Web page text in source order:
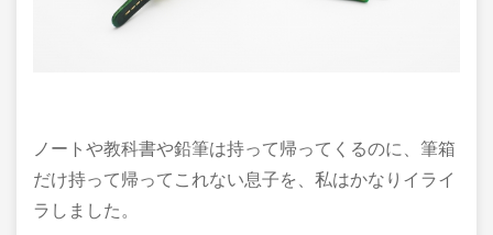
ノートや教科書や鉛筆は持って帰ってくるのに、筆箱
だけ持って帰ってこれない息子を、私はかなりイライ
ラしました。